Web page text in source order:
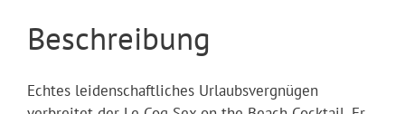
Beschreibung
Echtes leidenschaftliches Urlaubsvergnügen